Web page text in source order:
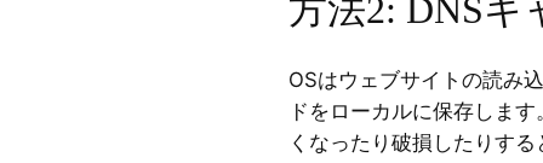
方法2: DNS
OSはウェブサイトの読み
ドをローカルに保存しま
くなったり破損したりす